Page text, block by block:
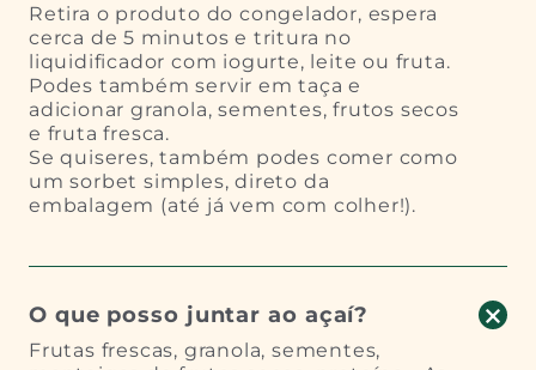
Retira o produto do congelador, espera
cerca de 5 minutos e tritura no
liquidificador com iogurte, leite ou fruta.
Podes também servir em taça e
adicionar granola, sementes, frutos secos
e fruta fresca.
Se quiseres, também podes comer como
um sorbet simples, direto da
embalagem (até já vem com colher!).
O que posso juntar ao açaí?
Frutas frescas, granola, sementes,